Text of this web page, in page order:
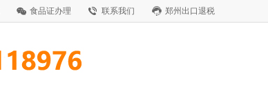
食品证办理 联系我们 郑州出口退税